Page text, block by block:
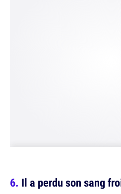
Il a perdu son sang